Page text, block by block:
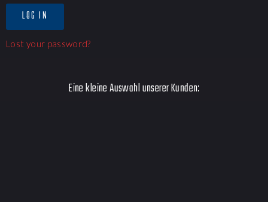
LOG IN
Lost your password?
Eine kleine Auswahl unserer Kunden: